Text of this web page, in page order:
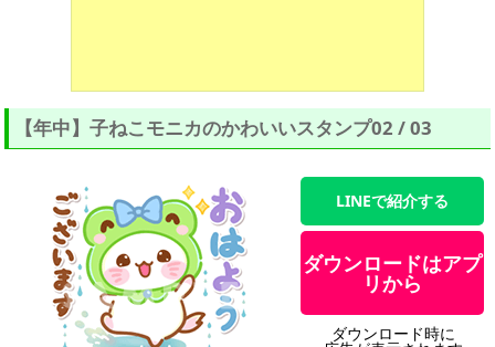
【年中】子ねこモニカのかわいいスタンプ02 / 03
LINEで紹介する
ダウンロードはアプ
リから
ダウンロード時に